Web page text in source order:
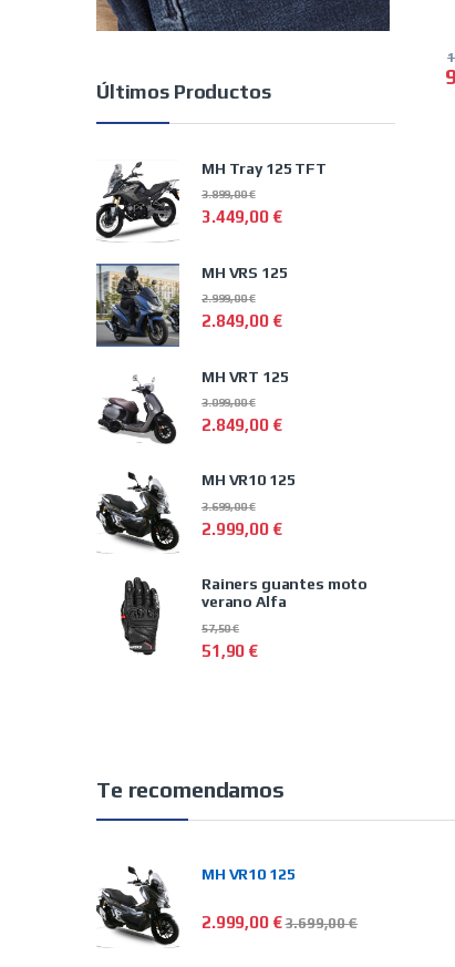
Últimos Productos
MH Tray 125 TFT
3.449,00 €
3.899,00€
MH VRS 125
2.849,00 €
2.999,00€
MH VRT 125
2.849,00 €
3.099,00€
MH VR10 125
2.999,00 €
3.699,00€
Rainers guantes moto
verano Alfa
51,90 €
57,50€
Te recomendamos
MH VR10 125
2.999,00 €3.699,00€